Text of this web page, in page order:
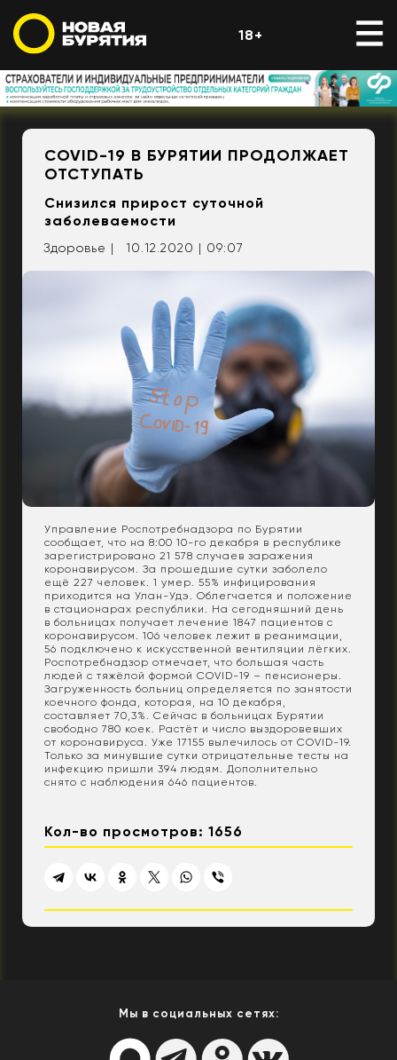
18+
COVID-19 В БУРЯТИИ ПРОДОЛЖАЕТ
ОТСТУПАТЬ
Снизился прирост суточной
заболеваемости
Здоровье | 10.12.2020 | 09:07
Управление Роспотребнадзора по Бурятии
сообщает, что на 8:00 10-го декабря в республике
зарегистрировано 21 578 случаев заражения
коронавирусом. За прошедшие сутки заболело
ещё 227 человек. 1 умер. 55% инфицирования
приходится на Улан-Удэ. Облегчается и положение
в стационарах республики. На сегодняшний день
в больницах получает лечение 1847 пациентов с
коронавирусом. 106 человек лежит в реанимации,
56 подключено к искусственной вентиляции лёгких.
Роспотребнадзор отмечает, что большая часть
людей с тяжёлой формой COVID-19 – пенсионеры.
Загруженность больниц определяется по занятости
коечного фонда, которая, на 10 декабря,
составляет 70,3%. Сейчас в больницах Бурятии
свободно 780 коек. Растёт и число выздоровевших
от коронавируса. Уже 17155 вылечилось от COVID-19.
Только за минувшие сутки отрицательные тесты на
инфекцию пришли 394 людям. Дополнительно
снято с наблюдения 646 пациентов.
Кол-во просмотров: 1656
Мы в социальных сетях: